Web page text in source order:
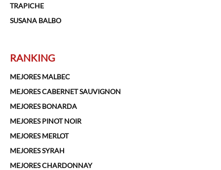
TRAPICHE
SUSANA BALBO
RANKING
MEJORES MALBEC
MEJORES CABERNET SAUVIGNON
MEJORES BONARDA
MEJORES PINOT NOIR
MEJORES MERLOT
MEJORES SYRAH
MEJORES CHARDONNAY